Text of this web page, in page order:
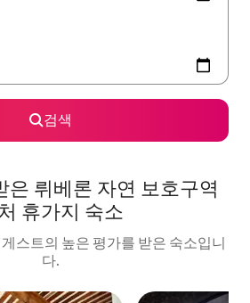
검색
은 뤼베론 자연 보호구역
휴가지 숙소
스트의 높은 평가를 받은 숙소입니
다.